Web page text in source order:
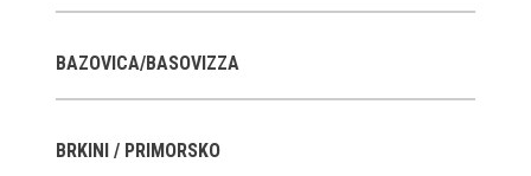
Stalne razstave
Občasne razstave
E-razstave
BAZOVICA/BASOVIZZA
BRKINI / PRIMORSKO